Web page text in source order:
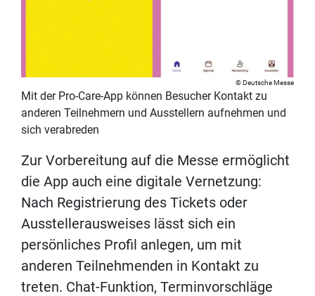
Deutsche Messe
Mit der Pro-Care-App können Besucher Kontakt zu
anderen Teilnehmern und Ausstellern aufnehmen und
sich verabreden
Zur Vorbereitung auf die Messe ermöglicht
die App auch eine digitale Vernetzung:
Nach Registrierung des Tickets oder
Ausstellerausweises lässt sich ein
persönliches Profil anlegen, um mit
anderen Teilnehmenden in Kontakt zu
treten. Chat-Funktion, Terminvorschläge